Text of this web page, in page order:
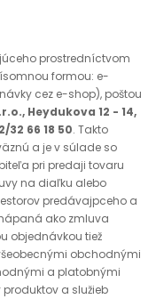
prostredníctvom
formou: e-
cez e-shop), poštou
Heydukova 12 - 14,
32 66 18 50. Takto
a je v súlade so
pri predaji tovaru
na diaľku alebo
predávajpceho a
ako zmluva
objednávkou tiež
obchodnými
a platobnými
a služieb